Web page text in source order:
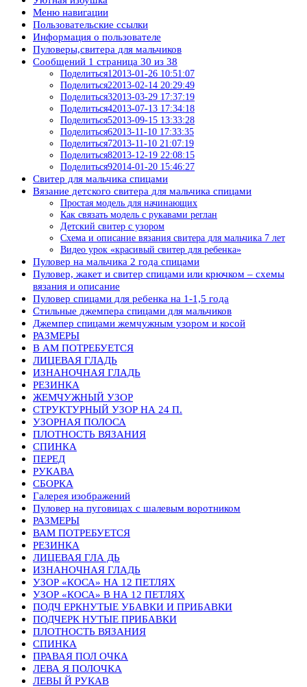
Меню навигации
Пользовательские ссылки
Информация о пользователе
Пуловеры,свитера для мальчиков
Сообщений 1 страница 30 из 38
Поделиться12013-01-26 10:51:07
Поделиться22013-02-14 20:29:49
Поделиться32013-03-29 17:37:19
Поделиться42013-07-13 17:34:18
Поделиться52013-09-15 13:33:28
Поделиться62013-11-10 17:33:35
Поделиться72013-11-10 21:07:19
Поделиться82013-12-19 22:08:15
Поделиться92014-01-20 15:46:27
Свитер для мальчика спицами
Вязание детского свитера для мальчика спицами
Простая модель для начинающих
Как связать модель с рукавами реглан
Детский свитер с узором
Схема и описание вязания свитера для мальчика 7 лет
Видео урок «красивый свитер для ребенка»
Пуловер на мальчика 2 года спицами
Пуловер, жакет и свитер спицами или крючком – схемы
вязания и описание
Пуловер спицами для ребенка на 1-1,5 года
Стильные джемпера спицами для мальчиков
Джемпер спицами жемчужным узором и косой
РАЗМЕРЫ
В АМ ПОТРЕБУЕТСЯ
ЛИЦЕВАЯ ГЛАДЬ
ИЗНАНОЧНАЯ ГЛАДЬ
РЕЗИНКА
ЖЕМЧУЖНЫЙ УЗОР
СТРУКТУРНЫЙ УЗОР НА 24 П.
УЗОРНАЯ ПОЛОСА
ПЛОТНОСТЬ ВЯЗАНИЯ
СПИНКА
ПЕРЕД
РУКАВА
СБОРКА
Галерея изображений
Пуловер на пуговицах с шалевым воротником
РАЗМЕРЫ
ВАМ ПОТРЕБУЕТСЯ
РЕЗИНКА
ЛИЦЕВАЯ ГЛА ДЬ
ИЗНАНОЧНАЯ ГЛАДЬ
УЗОР «КОСА» НА 12 ПЕТЛЯХ
УЗОР «КОСА» В НА 12 ПЕТЛЯХ
ПОДЧ ЕРКНУТЫЕ УБАВКИ И ПРИБАВКИ
ПОДЧЕРК НУТЫЕ ПРИБАВКИ
ПЛОТНОСТЬ ВЯЗАНИЯ
СПИНКА
ПРАВАЯ ПОЛ ОЧКА
ЛЕВА Я ПОЛОЧКА
ЛЕВЫ Й РУКАВ